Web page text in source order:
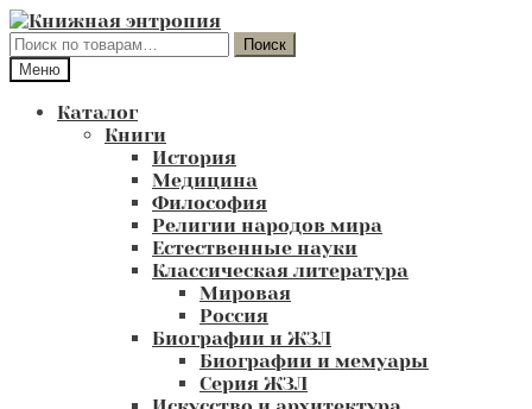
Перейти
к
навигации
Перейти
к
содержимому
Искать:
Поиск
Меню
Каталог
Книги
История
Медицина
Философия
Религии народов мира
Естественные науки
Классическая литература
Мировая
Россия
Биографии и ЖЗЛ
Биографии и мемуары
Серия ЖЗЛ